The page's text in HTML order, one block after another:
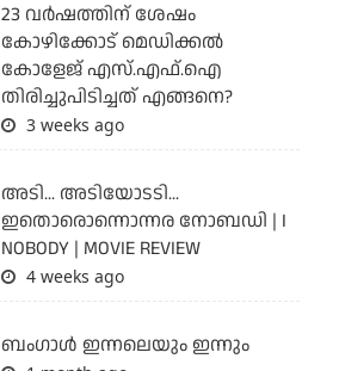
23 വർഷത്തിന് ശേഷം
കോഴിക്കോട് മെഡിക്കൽ
കോളേജ് എസ്.എഫ്.ഐ
തിരിച്ചുപിടിച്ചത് എങ്ങനെ?
3 weeks ago
അടി... അടിയോടടി...
ഇതൊരൊന്നൊന്നര നോബഡി | I
NOBODY | MOVIE REVIEW
4 weeks ago
ബംഗാള്‍ ഇന്നലെയും ഇന്നും